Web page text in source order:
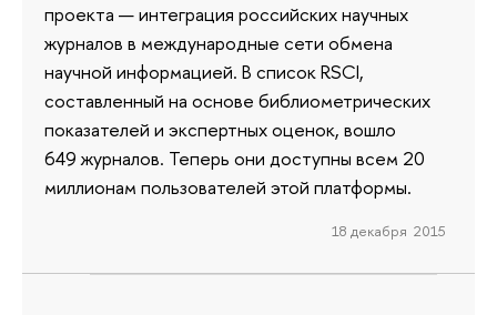
проекта — интеграция российских научных
журналов в международные сети обмена
научной информацией. В список RSCI,
составленный на основе библиометрических
показателей и экспертных оценок, вошло
649 журналов. Теперь они доступны всем 20
миллионам пользователей этой платформы.
18 декабря 2015